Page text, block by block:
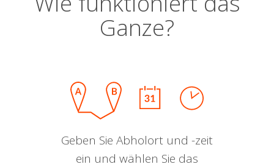
Ganze?
Geben Sie Abholort und -zeit
ein und wählen Sie das